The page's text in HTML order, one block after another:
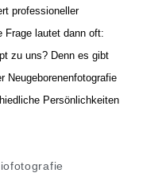
professioneller
Frage lautet dann oft:
zu uns? Denn es gibt
Neugeborenenfotografie
Persönlichkeiten